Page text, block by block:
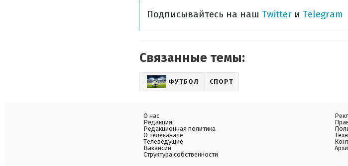
Подписывайтесь на наш Twitter и Telegram
Связанные темы:
ФУТБОЛ СПОРТ
О нас
Редакция
Редакционная политика
О телеканале
Телеведущие
Вакансии
Структура собственности